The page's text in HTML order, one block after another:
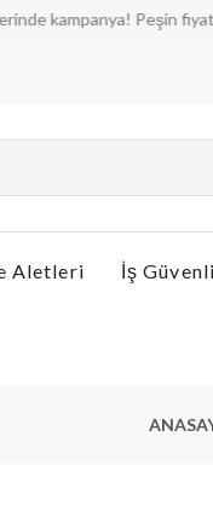
Peşin fiyatına
Aletleri İş